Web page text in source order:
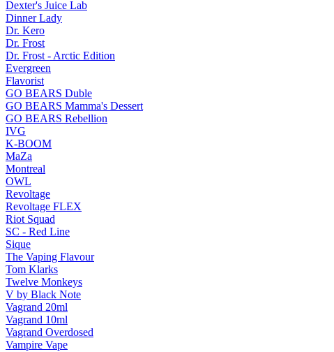
Dexter's Juice Lab
Dinner Lady
Dr. Kero
Dr. Frost
Dr. Frost - Arctic Edition
Evergreen
Flavorist
GO BEARS Duble
GO BEARS Mamma's Dessert
GO BEARS Rebellion
IVG
K-BOOM
MaZa
Montreal
OWL
Revoltage
Revoltage FLEX
Riot Squad
SC - Red Line
Sique
The Vaping Flavour
Tom Klarks
Twelve Monkeys
V by Black Note
Vagrand 20ml
Vagrand 10ml
Vagrand Overdosed
Vampire Vape